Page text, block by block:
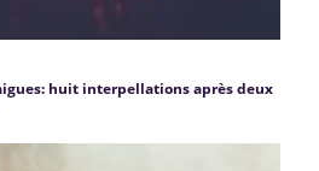
huit interpellations après deux